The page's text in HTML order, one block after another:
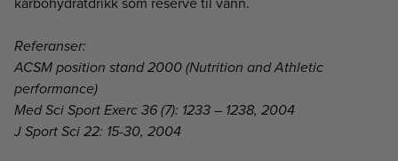
karbohydratdrikk som reserve til vann.
Referanser:
ACSM position stand 2000 (Nutrition and Athletic
performance)
Med Sci Sport Exerc 36 (7): 1233 – 1238, 2004
J Sport Sci 22: 15-30, 2004